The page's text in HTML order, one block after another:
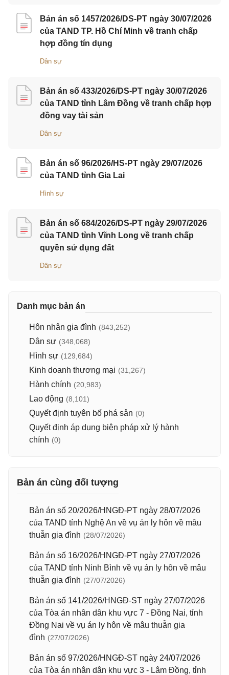
Bản án số 1457/2026/DS-PT ngày 30/07/2026
của TAND TP. Hồ Chí Minh về tranh chấp
hợp đồng tín dụng
Dân sự
Bản án số 433/2026/DS-PT ngày 30/07/2026
của TAND tỉnh Lâm Đồng về tranh chấp hợp
đồng vay tài sản
Dân sự
Bản án số 96/2026/HS-PT ngày 29/07/2026
của TAND tỉnh Gia Lai
Hình sự
Bản án số 684/2026/DS-PT ngày 29/07/2026
của TAND tỉnh Vĩnh Long về tranh chấp
quyền sử dụng đất
Dân sự
Danh mục bản án
Hôn nhân gia đình (843,252)
Dân sự (348,068)
Hình sự (129,684)
Kinh doanh thương mại (31,267)
Hành chính (20,983)
Lao động (8,101)
Quyết định tuyên bố phá sản (0)
Quyết định áp dụng biện pháp xử lý hành
chính (0)
Bản án cùng đối tượng
Bản án số 20/2026/HNGĐ-PT ngày 28/07/2026
của TAND tỉnh Nghệ An về vụ án ly hôn về mâu
thuẫn gia đình (28/07/2026)
Bản án số 16/2026/HNGĐ-PT ngày 27/07/2026
của TAND tỉnh Ninh Bình về vụ án ly hôn về mâu
thuẫn gia đình (27/07/2026)
Bản án số 141/2026/HNGĐ-ST ngày 27/07/2026
của Tòa án nhân dân khu vực 7 - Đồng Nai, tỉnh
Đồng Nai về vụ án ly hôn về mâu thuẫn gia
đình (27/07/2026)
Bản án số 97/2026/HNGĐ-ST ngày 24/07/2026
của Tòa án nhân dân khu vực 3 - Lâm Đồng, tỉnh